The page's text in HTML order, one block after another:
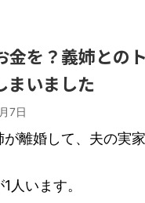
金を？義姉との
まいました
7日
離婚して、夫の実
人います。